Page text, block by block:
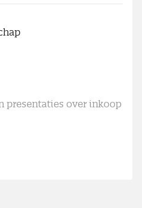
presentaties over inkoop